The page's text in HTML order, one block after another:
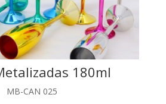
180ml
MB-CAN 025